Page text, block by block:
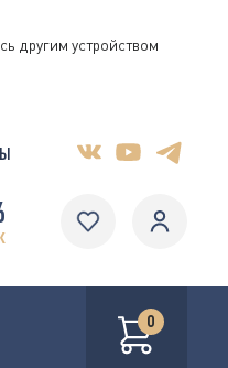
другим устройством
0